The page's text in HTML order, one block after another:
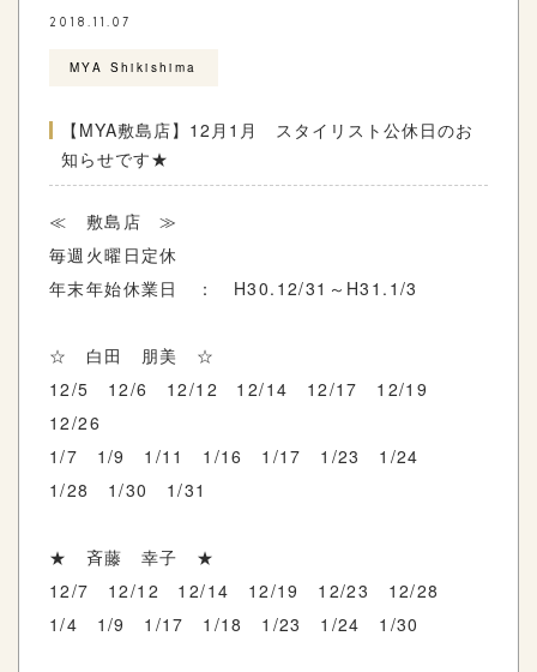
2018.11.07
MYA Shikishima
【MYA敷島店】12月1月 スタイリスト公休日のお
知らせです★
≪ 敷島店 ≫
毎週火曜日定休
年末年始休業日 ： H30.12/31～H31.1/3
☆ 白田 朋美 ☆
12/5 12/6 12/12 12/14 12/17 12/19
12/26
1/7 1/9 1/11 1/16 1/17 1/23 1/24
1/28 1/30 1/31
★ 斉藤 幸子 ★
12/7 12/12 12/14 12/19 12/23 12/28
1/4 1/9 1/17 1/18 1/23 1/24 1/30